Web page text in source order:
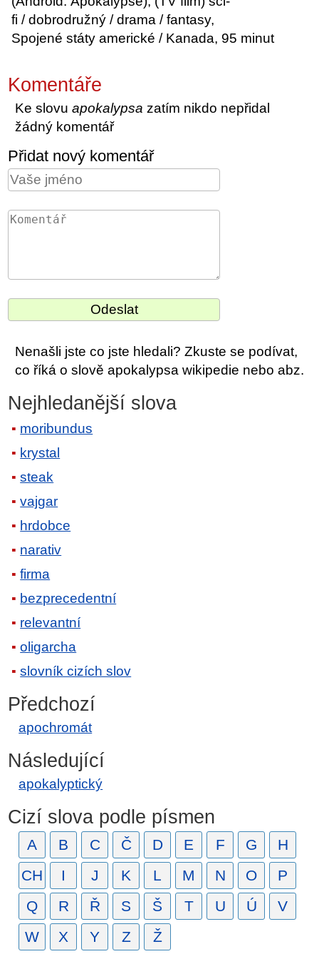
fi / dobrodružný / drama / fantasy,
Spojené státy americké / Kanada, 95 minut
Komentáře
Ke slovuapokalypsa zatím nikdo nepřidal
žádný komentář
Přidat nový komentář
Nenašli jste co jste hledali? Zkuste se podívat,
co říká o slově apokalypsa wikipedie nebo abz.
Nejhledanější slova
moribundus
krystal
steak
vajgar
hrdobce
narativ
firma
bezprecedentní
relevantní
oligarcha
slovník cizích slov
Předchozí
apochromát
Následující
apokalyptický
Cizí slova podle písmen
A B C Č D E F G
H
CH
I J K L M N O
P
Q
R Ř S Š T U Ú
V
W
X Y Z Ž